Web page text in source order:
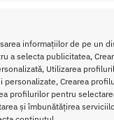
informațiilor de pe un
a selecta publicitatea,
Utilizarea
personalizate, Crearea
profilurilor pentru
și îmbunătățirea
setului sunt fabricate
placare cromata,
atat pentru cei care
cat si pentru cei